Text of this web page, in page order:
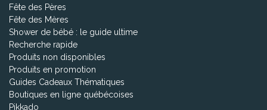
Fête des Pères
Fête des Mères
Shower de bébé : le guide ultime
Recherche rapide
Produits non disponibles
Produits en promotion
Guides Cadeaux Thématiques
Boutiques en ligne québécoises
Pikkado